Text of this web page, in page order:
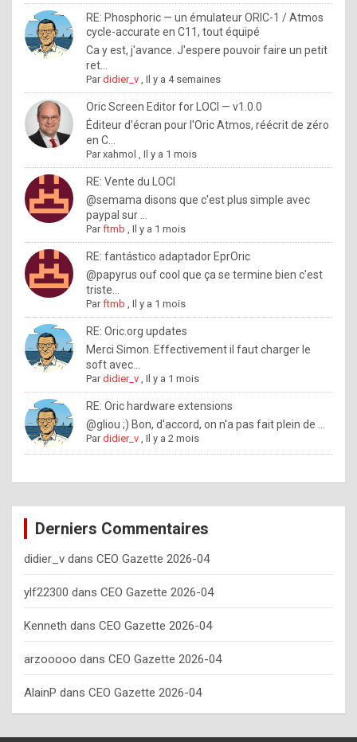
.
I
f
y
o
u
w
a
n
t
o
n
o
w
h
o
w
o
e
y
o
u
s
h
o
RE: Phosphoric — un émulateur ORIC-1 / Atmos
cycle-accurate en C11, tout équipé
Ca y est, j'avance. J'espere pouvoir faire un petit
ret...
Pardidier_v ,Il y a 4 semaines
Oric Screen Editor for LOCI — v1.0.0
Éditeur d'écran pour l'Oric Atmos, réécrit de zéro
en C...
Parxahmol ,Il y a 1 mois
RE: Vente du LOCI
@semama disons que c'est plus simple avec
paypal sur ...
Parftmb ,Il y a 1 mois
RE: fantástico adaptador EprOric
@papyrus ouf cool que ça se termine bien c'est
triste...
Parftmb ,Il y a 1 mois
RE: Oric.org updates
Merci Simon. Effectivement il faut charger le
soft avec...
Pardidier_v ,Il y a 1 mois
RE: Oric hardware extensions
@gliou ;) Bon, d'accord, on n'a pas fait plein de ...
Pardidier_v ,Il y a 2 mois
Derniers Commentaires
didier_v dans CEO Gazette 2026-04
ylf22300 dans CEO Gazette 2026-04
Kenneth dans CEO Gazette 2026-04
arzooooo dans CEO Gazette 2026-04
AlainP dans CEO Gazette 2026-04